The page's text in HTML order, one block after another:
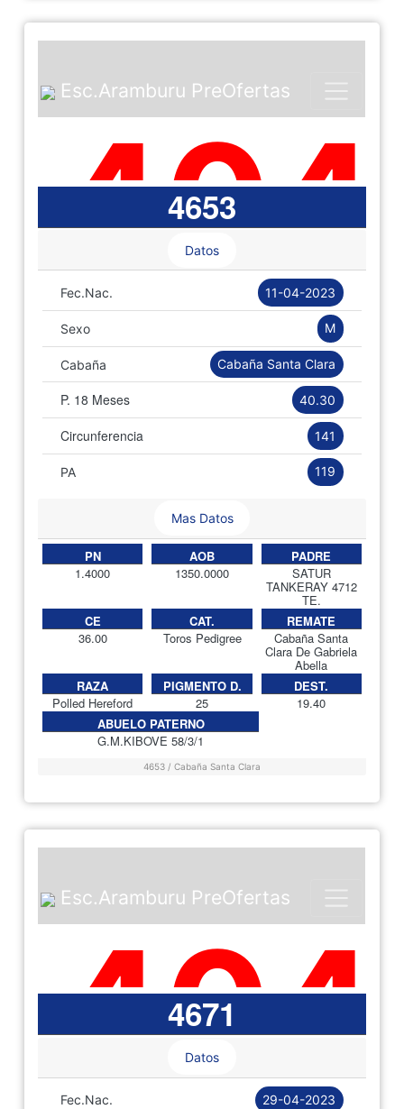
4653
Datos
Fec.Nac. 11-04-2023
Sexo M
Cabaña Cabaña Santa Clara
P. 18 Meses 40.30
Circunferencia 141
PA 119
Mas Datos
PN
1.4000
AOB
1350.0000
PADRE
SATUR
TANKERAY 4712
TE.
CE
36.00
CAT.
Toros Pedigree
REMATE
Cabaña Santa
Clara De Gabriela
Abella
RAZA
Polled Hereford
PIGMENTO D.
25
DEST.
19.40
ABUELO PATERNO
G.M.KIBOVE 58/3/1
4653 / Cabaña Santa Clara
4671
Datos
Fec.Nac. 29-04-2023